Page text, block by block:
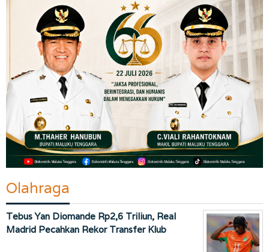
Olahraga
Tebus Yan Diomande Rp2,6 Triliun, Real
Madrid Pecahkan Rekor Transfer Klub